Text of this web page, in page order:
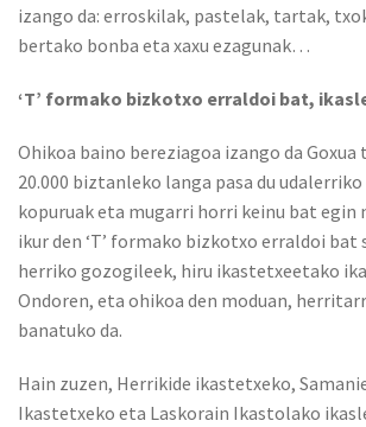
izango da: erroskilak, pastelak, tartak,
bertako bonba eta xaxu ezagunak…
‘T’ formako bizkotxo erraldoi bat,
Ohikoa baino bereziagoa izango da
20.000 biztanleko langa pasa du
kopuruak eta mugarri horri keinu bat egin
ikur den ‘T’ formako bizkotxo erraldoi bat
herriko gozogileek, hiru ikastetxeetako
Ondoren, eta ohikoa den moduan,
banatuko da.
Hain zuzen, Herrikide ikastetxeko,
Ikastetxeko eta Laskorain Ikastolako